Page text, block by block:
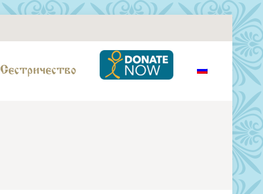
Сестричество